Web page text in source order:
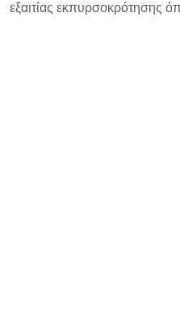
εξαιτίας εκπυρσοκρότησης